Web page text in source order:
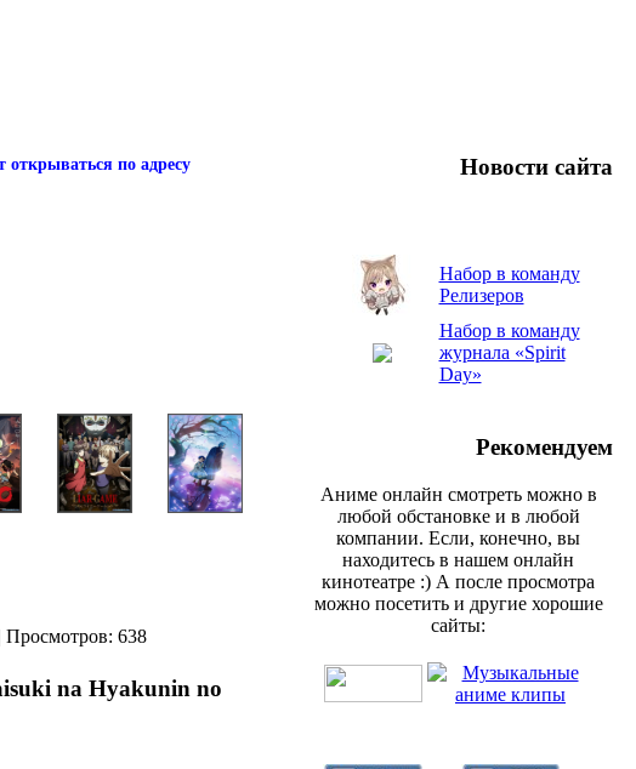
по адресу
Просмотров: 638
na Hyakunin no
Новости сайта
Набор в команду
Релизеров
Набор в команду
журнала «Spirit
Day»
Рекомендуем
Аниме онлайн смотреть можно в
любой обстановке и в любой
компании. Если, конечно, вы
находитесь в нашем онлайн
кинотеатре :) А после просмотра
можно посетить и другие хорошие
сайты: